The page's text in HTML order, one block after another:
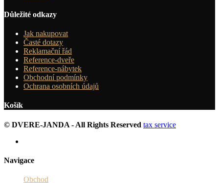
Důležité odkazy
Jak nakupovat
Časté dotazy
Reklamační řád
Reference-dveře
Reference-nábytek
Obchodní podmínky
Ochrana osobních údajů
Košík
© DVERE-JANDA - All Rights Reserved tax service
Navigace
Obchod